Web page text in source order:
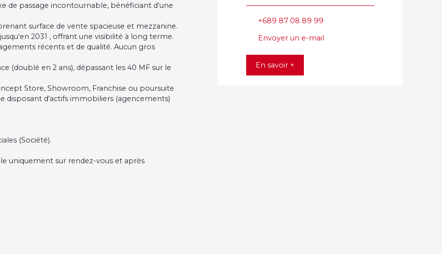
de passage incontournable, bénéficiant d'une
surface de vente spacieuse et mezzanine.
2031 , offrant une visibilité à long terme.
récents et de qualité. Aucun gros
(doublé en 2 ans), dépassant les 40 MF sur le
Store, Showroom, Franchise ou poursuite
disposant d'actifs immobiliers (agencements)
(Société).
uniquement sur rendez-vous et après
+689 87 08 89 99
Envoyer un e-mail
En savoir +